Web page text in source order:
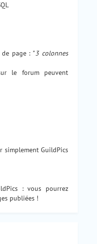
page : "3 colonnes
le forum peuvent
simplement GuildPics
: vous pourrez
publiées !